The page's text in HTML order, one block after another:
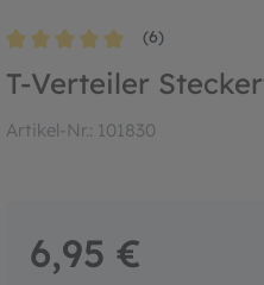
(6)
T-Verteiler
Artikel-Nr.: 101830
6,95 €